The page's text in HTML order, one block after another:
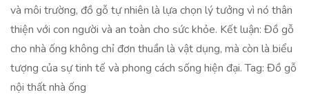
và môi trường, đồ gỗ tự nhiên là lựa chọn lý tưởng vì nó thân
thiện với con người và an toàn cho sức khỏe. Kết luận: Đồ gỗ
cho nhà ống không chỉ đơn thuần là vật dụng, mà còn là biểu
tượng của sự tinh tế và phong cách sống hiện đại. Tag: Đồ gỗ
nội thất nhà ống